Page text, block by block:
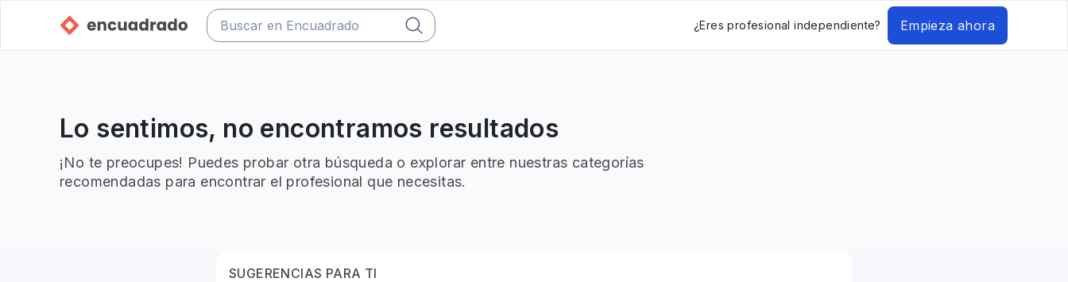
¿Eres profesional independiente? Empieza ahora
Lo sentimos, no encontramos resultados
¡No te preocupes! Puedes probar otra búsqueda o explorar entre nuestras categorías
recomendadas para encontrar el profesional que necesitas.
SUGERENCIAS PARA TI